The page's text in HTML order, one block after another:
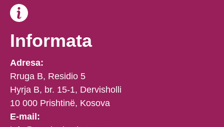
Informata
Adresa:
Rruga B, Residio 5
Hyrja B, br. 15-1, Dervisholli
10 000 Prishtinë, Kosova
E-mail: